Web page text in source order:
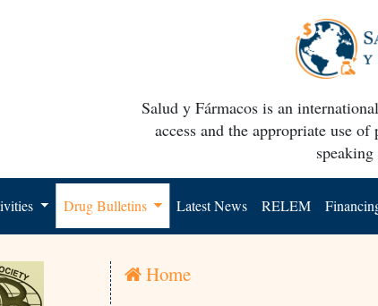
Salud y Fármacos is an
access and the appropriate use
Drug Bulletins Latest News RELEM
Home